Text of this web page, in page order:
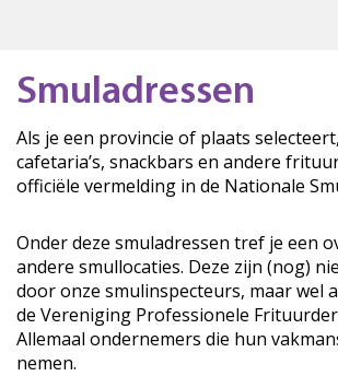
Smuladressen
Als je een provincie of plaats
cafetaria’s, snackbars en andere
officiële vermelding in de Nationale
Onder deze smuladressen tref je een
andere smullocaties. Deze zijn (nog)
door onze smulinspecteurs, maar wel
de Vereniging Professionele
Allemaal ondernemers die hun
nemen.